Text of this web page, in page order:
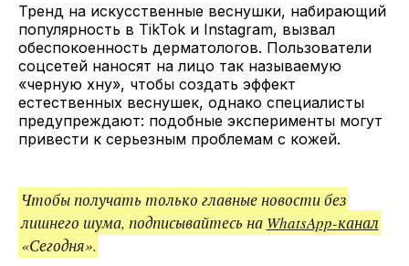
Тренд на искусственные веснушки, набирающий
популярность в TikTok и Instagram, вызвал
обеспокоенность дерматологов. Пользователи
соцсетей наносят на лицо так называемую
«черную хну», чтобы создать эффект
естественных веснушек, однако специалисты
предупреждают: подобные эксперименты могут
привести к серьезным проблемам с кожей.
Чтобы получать только главные новости без
лишнего шума, подписывайтесь на WhatsApp-канал
«Сегодня».